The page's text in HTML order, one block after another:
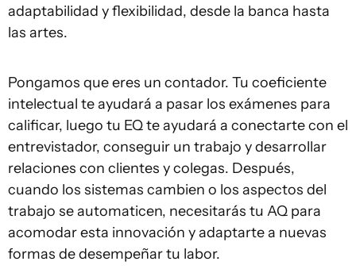
adaptabilidad y flexibilidad, desde la banca hasta
las artes.
Pongamos que eres un contador. Tu coeficiente
intelectual te ayudará a pasar los exámenes para
calificar, luego tu EQ te ayudará a conectarte con el
entrevistador, conseguir un trabajo y desarrollar
relaciones con clientes y colegas. Después,
cuando los sistemas cambien o los aspectos del
trabajo se automaticen, necesitarás tu AQ para
acomodar esta innovación y adaptarte a nuevas
formas de desempeñar tu labor.